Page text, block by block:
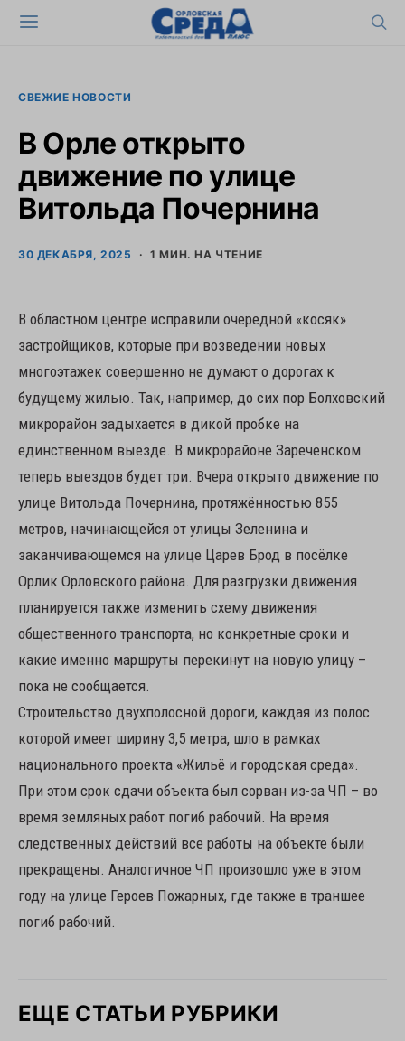
СВЕЖИЕ НОВОСТИ
В Орле открыто
движение по улице
Витольда Почернина
30 ДЕКАБРЯ, 2025 1 МИН. НА ЧТЕНИЕ
В областном центре исправили очередной «косяк»
застройщиков, которые при возведении новых
многоэтажек совершенно не думают о дорогах к
будущему жилью. Так, например, до сих пор Болховский
микрорайон задыхается в дикой пробке на
единственном выезде. В микрорайоне Зареченском
теперь выездов будет три. Вчера открыто движение по
улице Витольда Почернина, протяжённостью 855
метров, начинающейся от улицы Зеленина и
заканчивающемся на улице Царев Брод в посёлке
Орлик Орловского района. Для разгрузки движения
планируется также изменить схему движения
общественного транспорта, но конкретные сроки и
какие именно маршруты перекинут на новую улицу –
пока не сообщается.
Строительство двухполосной дороги, каждая из полос
которой имеет ширину 3,5 метра, шло в рамках
национального проекта «Жильё и городская среда».
При этом срок сдачи объекта был сорван из-за ЧП – во
время земляных работ погиб рабочий. На время
следственных действий все работы на объекте были
прекращены. Аналогичное ЧП произошло уже в этом
году на улице Героев Пожарных, где также в траншее
погиб рабочий.
ЕЩЕ СТАТЬИ РУБРИКИ